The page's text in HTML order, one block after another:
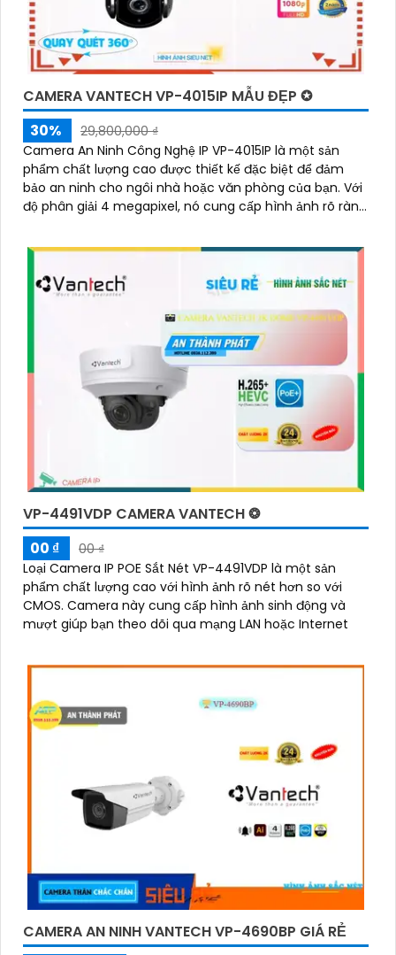
CAMERA VANTECH VP-4015IP MẪU ĐẸP ✪
30%
29,800,000 ₫
Camera An Ninh Công Nghệ IP VP-4015IP là một sản
phẩm chất lượng cao được thiết kế đặc biệt để đảm
bảo an ninh cho ngôi nhà hoặc văn phòng của bạn. Với
độ phân giải 4 megapixel, nó cung cấp hình ảnh rõ ràng
VP-4491VDP CAMERA VANTECH ❂
00 ₫
00 ₫
Loại Camera IP POE Sắt Nét VP-4491VDP là một sản
phẩm chất lượng cao với hình ảnh rõ nét hơn so với
CMOS. Camera này cung cấp hình ảnh sinh động và
mượt giúp bạn theo dõi qua mạng LAN hoặc Internet
CAMERA AN NINH VANTECH VP-4690BP GIÁ RẺ